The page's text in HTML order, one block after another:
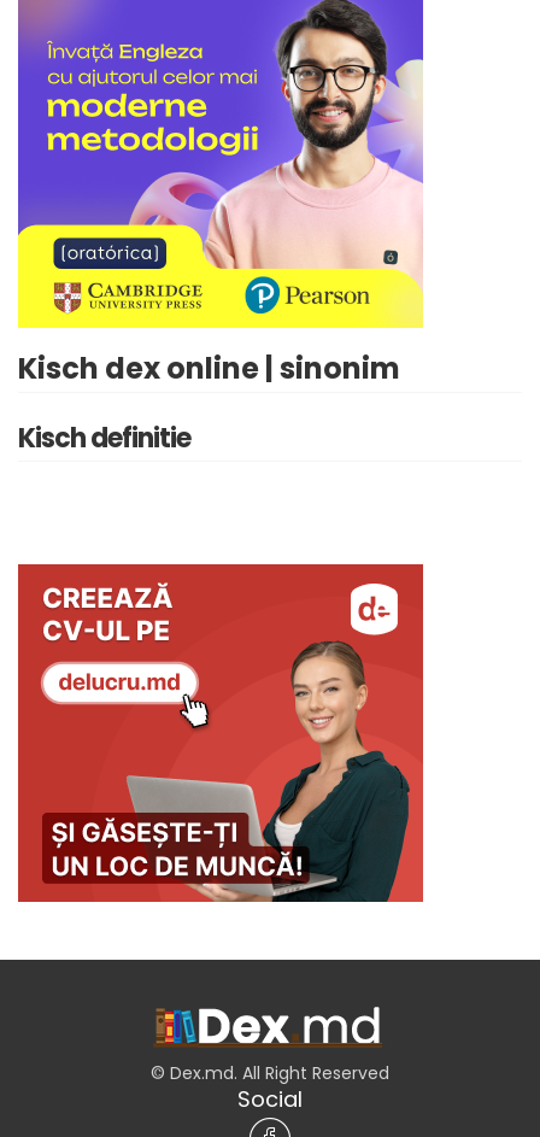
Kisch dex online | sinonim
Kisch definitie
© Dex.md. All Right Reserved
Social